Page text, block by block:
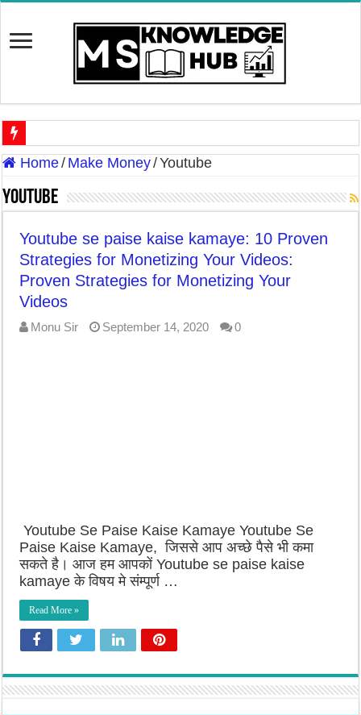
Discover The Risk of Green Leafy Vegetables Side Effects
Discover the Potential Threat: ‘Zombie Deer Disease’ In
7 Effective Home Remedies in Winter: A Daily Skincare
7-Day Weight Loss Challenge | ये घरेलू उपाये सात दिनों में ही
Home/ Make Money/Youtube
Youtube
Youtube se paise kaise kamaye: 10 Proven
Strategies for Monetizing Your Videos:
Proven Strategies for Monetizing Your
Videos
Monu Sir September 14, 2020 0
Youtube Se Paise Kaise Kamaye Youtube Se
Paise Kaise Kamaye, जिससे आप अच्छे पैसे भी कमा
सकते है। आज हम आपकों Youtube se paise kaise
kamaye के विषय मे संम्पूर्ण …
Read More »